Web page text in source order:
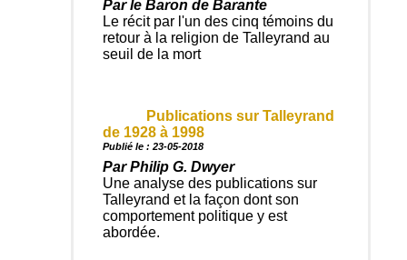
Par le Baron de Barante
Le récit par l'un des cinq témoins du
retour à la religion de Talleyrand au
seuil de la mort
Publications sur Talleyrand
de 1928 à 1998
Publié le : 23-05-2018
Par Philip G. Dwyer
Une analyse des publications sur
Talleyrand et la façon dont son
comportement politique y est
abordée.